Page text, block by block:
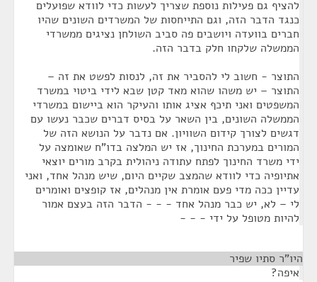
להציף גם פעילות נוספת שצריך לעשות כדי לוודא שפועלים
כנגד הדבר הזה, וגם התייחסות של המשרדים השונים שהיו
חברים בוועדה ויושבים פה סביב השולחן נציגים ממשרדי
הממשלה שלקחו חלק בדבר הזה.
התוצר - חשוב לי להסביר את זה, לנסות לפשט את זה –
התוצר – יש משהו שהוא מאד קטן שבא לידי ביטוי במשרד
המשפטים ואני תיכף אציג אותו והעיקר הוא ביישום במשרדי
הממשלה השונים, בין השאר על בסיס דברים שכבר נעשו עם
דגשים לצורך קידום השוויון. אם נדבר על הנושא הזה של
המורים במערכת החינוך, אז יש המלצה בדו"ח שאומצה על
ידי משרד החינוך לפתח עתודה ניהולית בקרב מורים יוצאי
אתיופיה כדי לוודא שהמצב שקיים היום, שיש מנהל אחד, ואני
עדיין ככה מדי פעם אומרת אין מנהלים, אז קופצים ואומרים
לי – לא, יש כבר מנהל אחד - - - הדבר הזה בעצם אמור
להיות מטופל על ידי - - -
היו"ר סתיו שפיר
איפה?